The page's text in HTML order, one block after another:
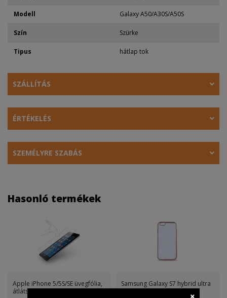
Modell Galaxy A50/A30S/A50S
Szín Szürke
Tipus hátlap tok
SZÁLLÍTÁS
ÉRTÉKELÉS
SZEMÉLYRE SZABÁS
Hasonló termékek
Apple iPhone 5/5S/SE üvegfólia,
átlátszó
Samsung Galaxy S7 hybrid ultra
hátlap tok, rozéara